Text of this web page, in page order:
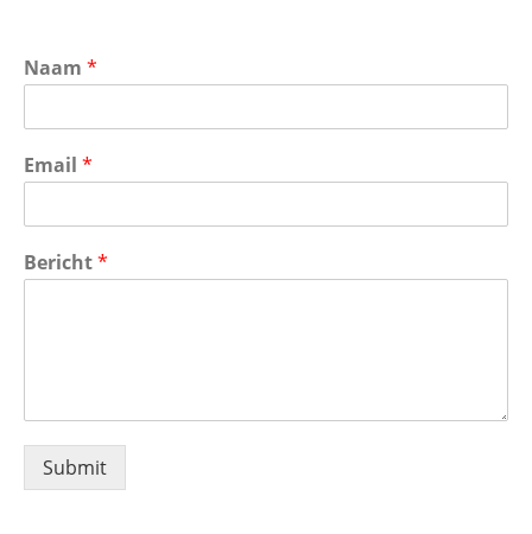
Naam *
Email *
Bericht*
Submit